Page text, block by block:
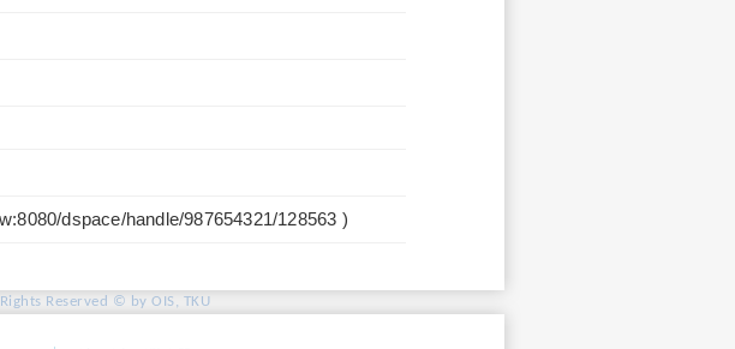
dspace/handle/987654321/128563 )
Reserved © by OIS, TKU